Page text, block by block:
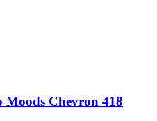
Chevron 418